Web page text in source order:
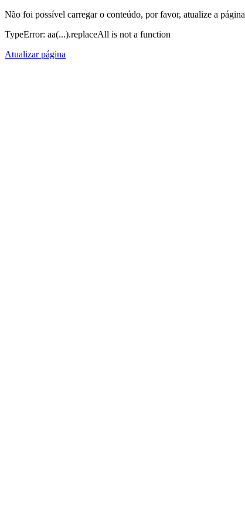
Não foi possível carregar o conteúdo, por favor, atualize a página
TypeError: aa(...).replaceAll is not a function
Atualizar página